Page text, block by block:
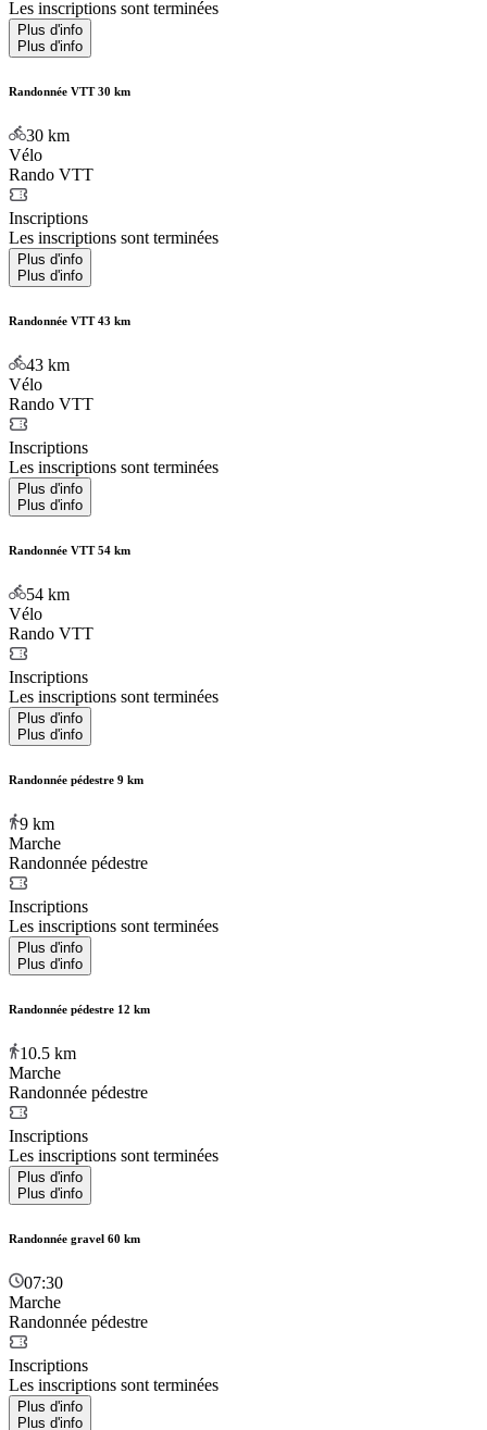
Les inscriptions sont terminées
Plus d'info
Plus d'info
Randonnée VTT 30 km
30 km
Vélo
Rando VTT
Inscriptions
Les inscriptions sont terminées
Plus d'info
Plus d'info
Randonnée VTT 43 km
43 km
Vélo
Rando VTT
Inscriptions
Les inscriptions sont terminées
Plus d'info
Plus d'info
Randonnée VTT 54 km
54 km
Vélo
Rando VTT
Inscriptions
Les inscriptions sont terminées
Plus d'info
Plus d'info
Randonnée pédestre 9 km
9 km
Marche
Randonnée pédestre
Inscriptions
Les inscriptions sont terminées
Plus d'info
Plus d'info
Randonnée pédestre 12 km
10.5 km
Marche
Randonnée pédestre
Inscriptions
Les inscriptions sont terminées
Plus d'info
Plus d'info
Randonnée gravel 60 km
07:30
Marche
Randonnée pédestre
Inscriptions
Les inscriptions sont terminées
Plus d'info
Plus d'info